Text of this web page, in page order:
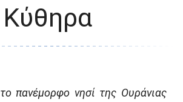
Κύθηρα
το πανέμορφο νησί της Ουράνιας